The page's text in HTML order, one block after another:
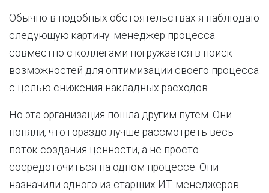
Обычно в подобных обстоятельствах я наблюдаю
следующую картину: менеджер процесса
совместно с коллегами погружается в поиск
возможностей для оптимизации своего процесса
с целью снижения накладных расходов.
Но эта организация пошла другим путём. Они
поняли, что гораздо лучше рассмотреть весь
поток создания ценности, а не просто
сосредоточиться на одном процессе. Они
назначили одного из старших ИТ-менеджеров